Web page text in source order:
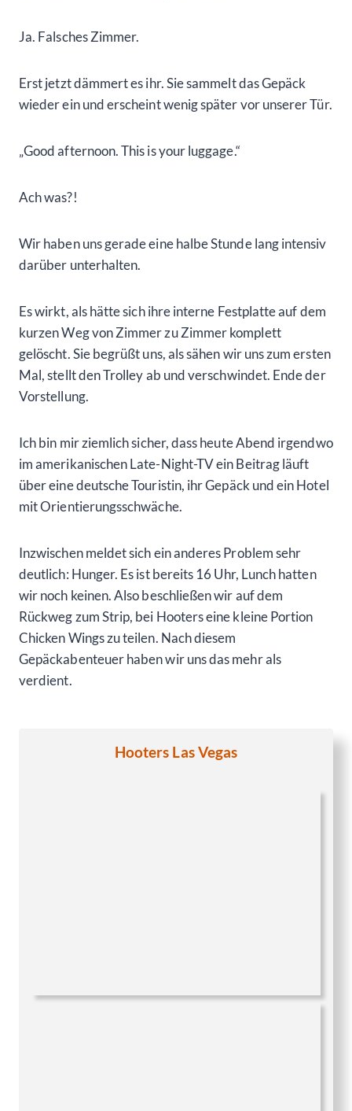
Ja. Falsches Zimmer.
Erst jetzt dämmert es ihr. Sie sammelt das Gepäck
wieder ein und erscheint wenig später vor unserer Tür.
„Good afternoon. This is your luggage.“
Ach was?!
Wir haben uns gerade eine halbe Stunde lang intensiv
darüber unterhalten.
Es wirkt, als hätte sich ihre interne Festplatte auf dem
kurzen Weg von Zimmer zu Zimmer komplett
gelöscht. Sie begrüßt uns, als sähen wir uns zum ersten
Mal, stellt den Trolley ab und verschwindet. Ende der
Vorstellung.
Ich bin mir ziemlich sicher, dass heute Abend irgendwo
im amerikanischen Late-Night-TV ein Beitrag läuft
über eine deutsche Touristin, ihr Gepäck und ein Hotel
mit Orientierungsschwäche.
Inzwischen meldet sich ein anderes Problem sehr
deutlich: Hunger. Es ist bereits 16 Uhr, Lunch hatten
wir noch keinen. Also beschließen wir auf dem
Rückweg zum Strip, bei Hooters eine kleine Portion
Chicken Wings zu teilen. Nach diesem
Gepäckabenteuer haben wir uns das mehr als
verdient.
Hooters Las Vegas